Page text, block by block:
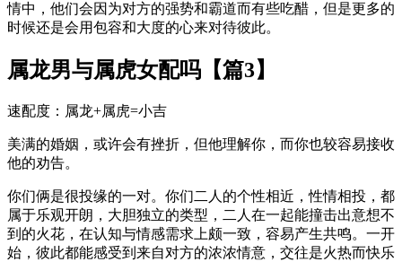
情中，他们会因为对方的强势和霸道而有些吃醋，但是更多的
时候还是会用包容和大度的心来对待彼此。
属龙男与属虎女配吗【篇3】
速配度：属龙+属虎=小吉
美满的婚姻，或许会有挫折，但他理解你，而你也较容易接收
他的劝告。
你们俩是很投缘的一对。你们二人的个性相近，性情相投，都
属于乐观开朗，大胆独立的类型，二人在一起能撞击出意想不
到的火花，在认知与情感需求上颇一致，容易产生共鸣。一开
始，彼此都能感受到来自对方的浓浓情意，交往是火热而快乐